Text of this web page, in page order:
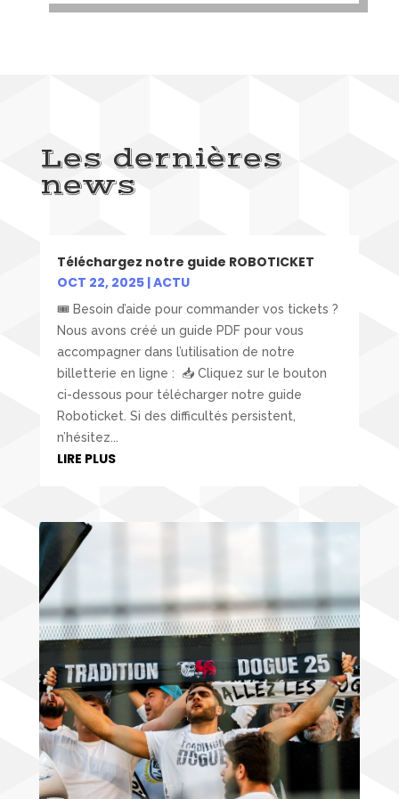
Les dernières
news
Téléchargez notre guide ROBOTICKET
OCT 22, 2025|ACTU
🎟️ Besoin d’aide pour commander vos tickets ?
Nous avons créé un guide PDF pour vous
accompagner dans l’utilisation de notre
billetterie en ligne : 📥 Cliquez sur le bouton
ci-dessous pour télécharger notre guide
Roboticket. Si des difficultés persistent,
n’hésitez...
LIRE PLUS